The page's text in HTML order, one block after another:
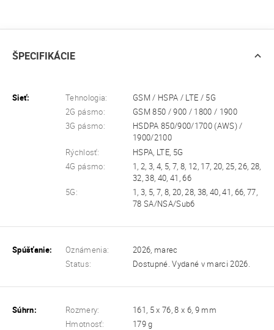
ŠPECIFIKÁCIE
Sieť: Tehnologia:
GSM / HSPA / LTE / 5G
2G pásmo:
GSM 850 / 900 / 1800 / 1900
3G pásmo:
HSDPA 850/900/1700 (AWS) /
1900/2100
Rýchlosť:
HSPA, LTE, 5G
4G pásmo:
1, 2, 3, 4, 5, 7, 8, 12, 17, 20, 25, 26, 28,
32, 38, 40, 41, 66
5G:
1, 3, 5, 7, 8, 20, 28, 38, 40, 41, 66, 77,
78 SA/NSA/Sub6
Spúšťanie: Oznámenia:
2026, marec
Status:
Dostupné. Vydané v marci 2026.
Súhrn: Rozmery:
161, 5 x 76, 8 x 6, 9 mm
Hmotnosť:
179 g